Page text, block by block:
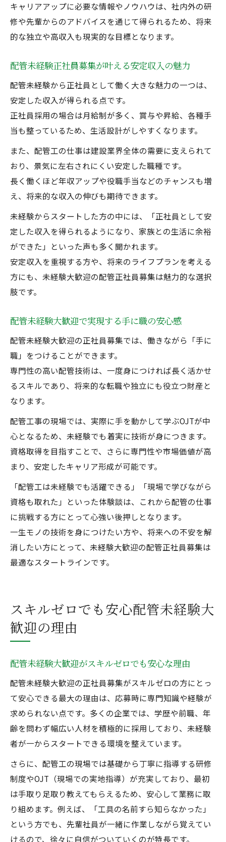
キャリアアップに必要な情報やノウハウは、社内外の研
修や先輩からのアドバイスを通じて得られるため、将来
的な独立や高収入も現実的な目標となります。
配管未経験正社員募集が叶える安定収入の魅力
配管未経験から正社員として働く大きな魅力の一つは、
安定した収入が得られる点です。
正社員採用の場合は月給制が多く、賞与や昇給、各種手
当も整っているため、生活設計がしやすくなります。
また、配管工の仕事は建設業界全体の需要に支えられて
おり、景気に左右されにくい安定した職種です。
長く働くほど年収アップや役職手当などのチャンスも増
え、将来的な収入の伸びも期待できます。
未経験からスタートした方の中には、「正社員として安
定した収入を得られるようになり、家族との生活に余裕
ができた」といった声も多く聞かれます。
安定収入を重視する方や、将来のライフプランを考える
方にも、未経験大歓迎の配管正社員募集は魅力的な選択
肢です。
配管未経験大歓迎で実現する手に職の安心感
配管未経験大歓迎の正社員募集では、働きながら「手に
職」をつけることができます。
専門性の高い配管技術は、一度身につければ長く活かせ
るスキルであり、将来的な転職や独立にも役立つ財産と
なります。
配管工事の現場では、実際に手を動かして学ぶOJTが中
心となるため、未経験でも着実に技術が身につきます。
資格取得を目指すことで、さらに専門性や市場価値が高
まり、安定したキャリア形成が可能です。
「配管工は未経験でも活躍できる」「現場で学びながら
資格も取れた」といった体験談は、これから配管の仕事
に挑戦する方にとって心強い後押しとなります。
一生モノの技術を身につけたい方や、将来への不安を解
消したい方にとって、未経験大歓迎の配管正社員募集は
最適なスタートラインです。
スキルゼロでも安心配管未経験大
歓迎の理由
配管未経験大歓迎がスキルゼロでも安心な理由
配管未経験大歓迎の正社員募集がスキルゼロの方にとっ
て安心できる最大の理由は、応募時に専門知識や経験が
求められない点です。多くの企業では、学歴や前職、年
齢を問わず幅広い人材を積極的に採用しており、未経験
者が一からスタートできる環境を整えています。
さらに、配管工の現場では基礎から丁寧に指導する研修
制度やOJT（現場での実地指導）が充実しており、最初
は手取り足取り教えてもらえるため、安心して業務に取
り組めます。例えば、「工具の名前すら知らなかった」
という方でも、先輩社員が一緒に作業しながら覚えてい
けるので、徐々に自信がついていくのが特長です。